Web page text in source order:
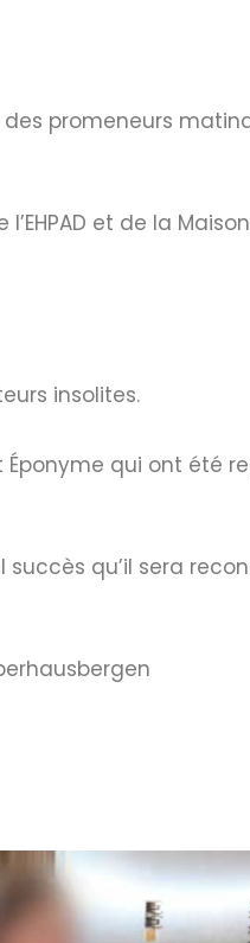
promeneurs
et de la
insolites.
qui ont été
succès qu’il sera